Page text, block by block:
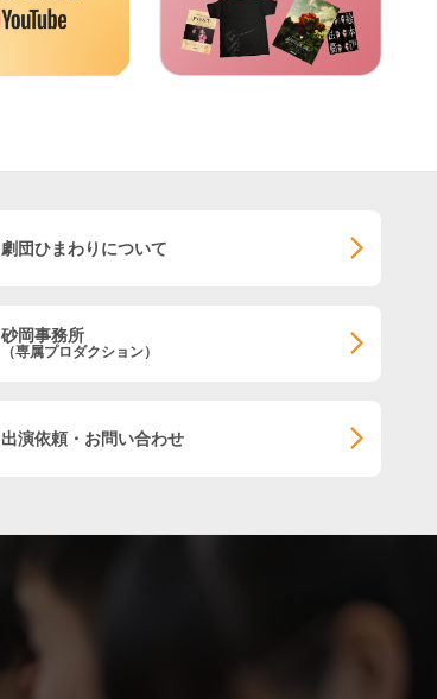
劇団ひまわりについて
砂岡事務所
（専属プロダクション）
出演依頼・お問い合わせ